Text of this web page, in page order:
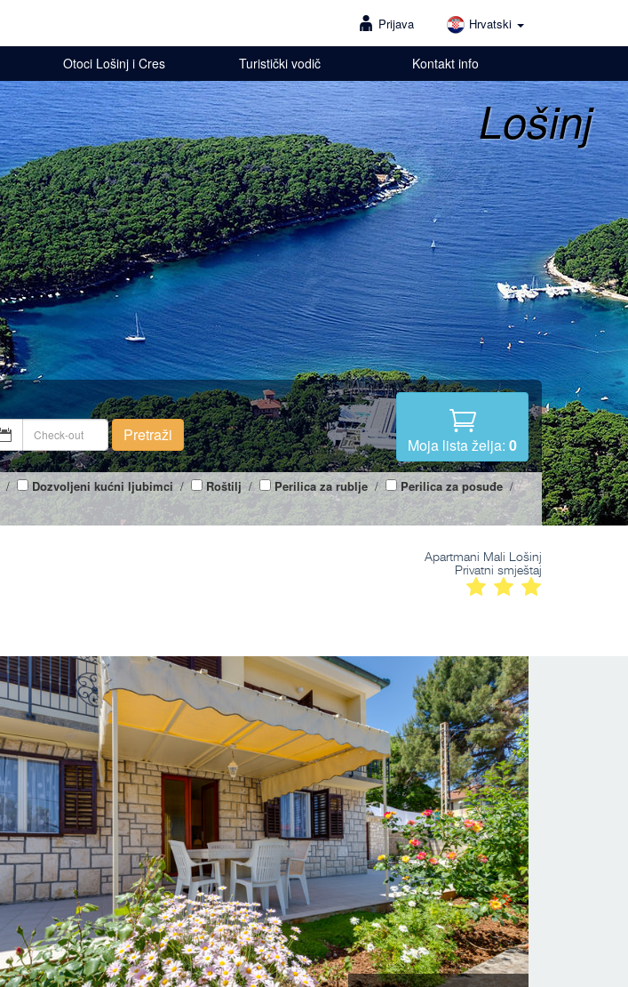
Prijava Hrvatski
Otoci Lošinj i Cres Turistički vodič Kontakt info
Lošinj
Pretraži
Moja lista želja: 0
/ Dozvoljeni kućni ljubimci/ Roštilj / Perilica za rublje / Perilica za posuđe/
Apartmani Mali Lošinj
Privatni smještaj